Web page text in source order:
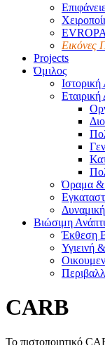
Εικόνες
Projects
Όμιλος
Όραμα &
Βιώσιμη
Έκθεση
Υγιεινή
CARB
Το πιστοποιητικό